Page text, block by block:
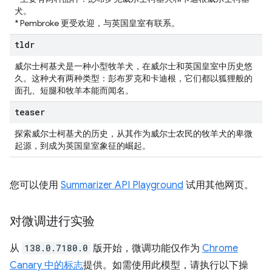
犬。
* Pembroke 更受欢迎，与英国皇室有联系。
tldr
威尔士柯基犬是一种小型牧羊犬，在威尔士和英国皇室中历史悠
久。这种犬有两种类型：彭布罗克和卡迪根，它们都以狐狸般的
面孔、短腿和牧羊本能而闻名。
teaser
探索威尔士柯基犬的历史，从其作为威尔士农民的牧羊犬的卑微
起源，到成为英国皇室象征的崛起。
您可以使用 Summarizer API Playground 试用其他网页。
对微调进行实验
从 138.0.7180.0 版开始，微调功能仅作为 Chrome
Canary 中的标志提供。如需使用此模型，请执行以下操